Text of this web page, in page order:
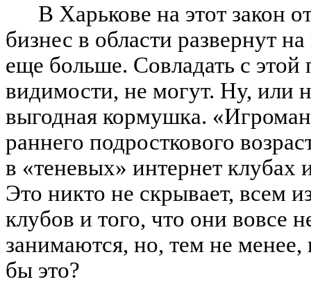
В Харькове на этот закон
бизнес в области развернут
еще больше. Совладать с этой
видимости, не могут. Ну, или
выгодная кормушка.
раннего подросткового
в «теневых» интернет клубах
Это никто не скрывает, всем
клубов и того, что они вовсе
занимаются, но, тем не менее,
бы это?